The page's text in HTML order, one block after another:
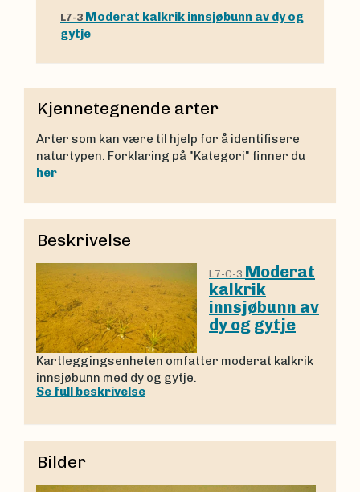
L7-3 Moderat kalkrik innsjøbunn av dy og
gytje
Kjennetegnende arter
Arter som kan være til hjelp for å identifisere
naturtypen. Forklaring på "Kategori" finner du
her
Beskrivelse
L7-C-3 Moderat
kalkrik
innsjøbunn av
dy og gytje
Kartleggingsenheten omfatter moderat kalkrik
innsjøbunn med dy og gytje.
Se full beskrivelse
Bilder